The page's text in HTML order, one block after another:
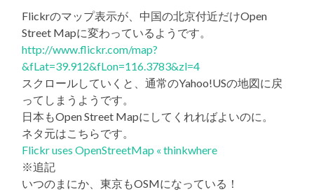
Flickrのマップ表示が、中国の北京付近だけOpen
Street Mapに変わっているようです。
http://www.flickr.com/map?
&fLat=39.912&fLon=116.3783&zl=4
スクロールしていくと、通常のYahoo!USの地図に戻
ってしまうようです。
日本もOpen Street Mapにしてくれればよいのに。
ネタ元はこちらです。
Flickr uses OpenStreetMap « thinkwhere
※追記
いつのまにか、東京もOSMになっている！